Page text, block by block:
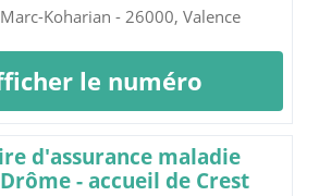
Koharian - 26000, Valence
le numéro
d'assurance maladie
- accueil de Crest